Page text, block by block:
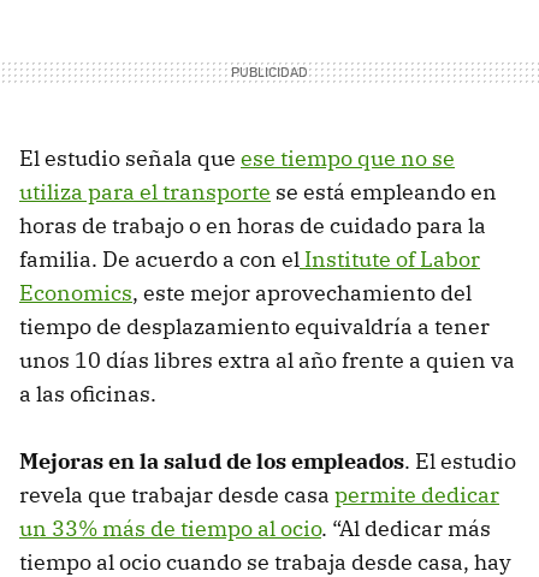
El estudio señala que ese tiempo que no se
utiliza para el transporte se está empleando en
horas de trabajo o en horas de cuidado para la
familia. De acuerdo a con el Institute of Labor
Economics, este mejor aprovechamiento del
tiempo de desplazamiento equivaldría a tener
unos 10 días libres extra al año frente a quien va
a las oficinas.
Mejoras en la salud de los empleados. El estudio
revela que trabajar desde casa permite dedicar
un 33% más de tiempo al ocio. “Al dedicar más
tiempo al ocio cuando se trabaja desde casa, hay